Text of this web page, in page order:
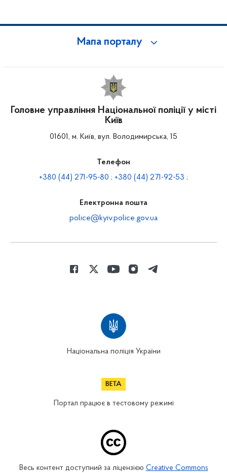
Мапа порталу
Головне управління Національної поліції у місті
Київ
01601, м. Київ, вул. Володимирська, 15
Телефон
+380 (44) 271-95-80 ; +380 (44) 271-92-53 ;
Електронна пошта
police@kyiv.police.gov.ua
Національна поліція України
Портал працює в тестовому режимі
Весь контент доступний за ліцензією Creative Commons